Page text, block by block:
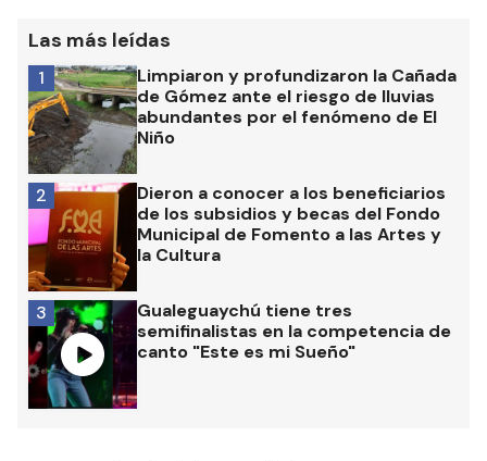
Las más leídas
Limpiaron y profundizaron la Cañada
de Gómez ante el riesgo de lluvias
abundantes por el fenómeno de El
Niño
1
Dieron a conocer a los beneficiarios
de los subsidios y becas del Fondo
Municipal de Fomento a las Artes y
la Cultura
2
Gualeguaychú tiene tres
semifinalistas en la competencia de
canto "Este es mi Sueño"
3